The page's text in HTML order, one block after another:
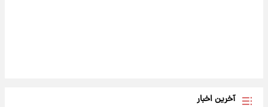
آخرین اخبار